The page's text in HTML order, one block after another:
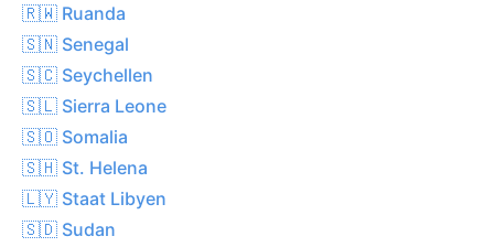
🇷🇼 Ruanda
🇸🇳 Senegal
🇸🇨 Seychellen
🇸🇱 Sierra Leone
🇸🇴 Somalia
🇸🇭 St. Helena
🇱🇾 Staat Libyen
🇸🇩 Sudan